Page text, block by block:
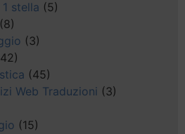
stella (5)
(8)
(3)
(45)
Web Traduzioni (3)
(15)